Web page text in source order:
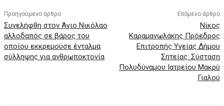
Προηγούμενο άρθρο
Συνελήφθη στον Άγιο Νικόλαο
αλλοδαπός σε βάρος του
οποίου εκκρεμούσε ένταλμα
σύλληψης για ανθρωποκτονία
Επόμενο άρθρο
Νίκος
Καραμανωλάκης Πρόεδρος
Επιτροπής Υγείας Δήμου
Σητείας: Σύσταση
Πολυδύναμου Ιατρείου Μακρύ
Γιαλού